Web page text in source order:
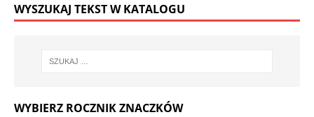
WYSZUKAJ TEKST W KATALOGU
WYBIERZ ROCZNIK ZNACZKÓW